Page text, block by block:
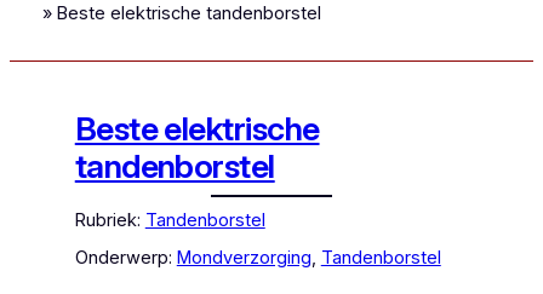
»Beste elektrische tandenborstel
Beste elektrische
tandenborstel
Rubriek: Tandenborstel
Onderwerp: Mondverzorging, Tandenborstel